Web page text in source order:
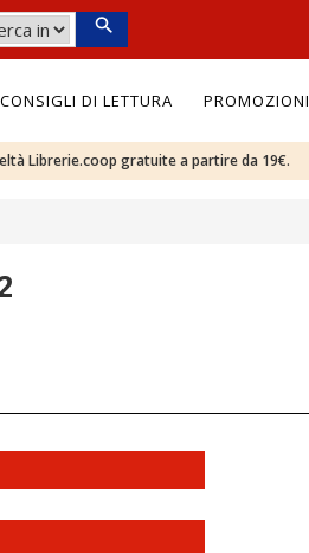
CONSIGLI DI LETTURA PROMOZIONI
Librerie.coop gratuite a partire da 19€.